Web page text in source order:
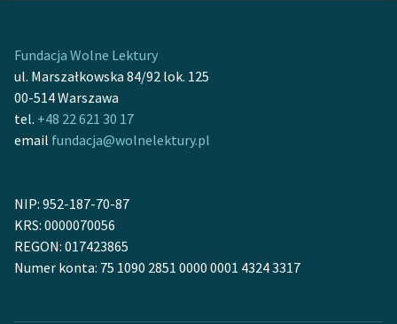
Fundacja Wolne Lektury
ul. Marszałkowska 84/92 lok. 125
00-514 Warszawa
tel. +48 22 621 30 17
email fundacja@wolnelektury.pl
NIP: 952-187-70-87
KRS: 0000070056
REGON: 017423865
Numer konta: 75 1090 2851 0000 0001 4324 3317